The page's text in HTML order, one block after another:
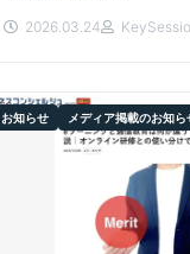
2026.03.24
お知らせ メディア掲載のお知ら